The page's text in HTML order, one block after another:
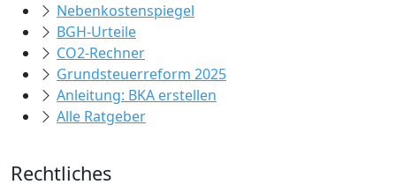
Nebenkostenspiegel
BGH-Urteile
CO2-Rechner
Grundsteuerreform 2025
Anleitung: BKA erstellen
Alle Ratgeber
Rechtliches